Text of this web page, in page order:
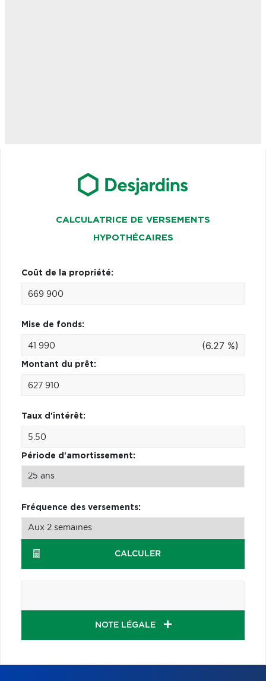
CALCULATRICE DE VERSEMENTS
HYPOTHÉCAIRES
Coût de la propriété:
Mise de fonds:
(6.27 %)
Montant du prêt:
Taux d'intérêt:
Période d'amortissement:
Fréquence des versements:
CALCULER
NOTE LÉGALE